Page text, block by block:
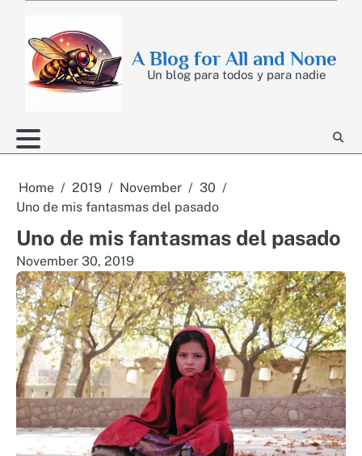
content
A Blog for All and None
Un blog para todos y para nadie
Home 2019 November
30
Uno de mis fantasmas del pasado
Uno de mis fantasmas del pasado
November 30, 2019